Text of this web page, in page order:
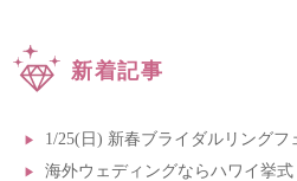
新着記事
1/25(日) 新春ブライダルリングフ
海外ウェディングならハワイ挙